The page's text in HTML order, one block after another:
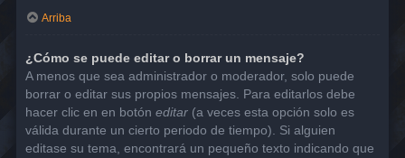
Arriba
¿Cómo se puede editar o borrar un mensaje?
A menos que sea administrador o moderador, solo puede
borrar o editar sus propios mensajes. Para editarlos debe
hacer clic en en botón editar (a veces esta opción solo es
válida durante un cierto periodo de tiempo). Si alguien
editase su tema, encontrará un pequeño texto indicando que